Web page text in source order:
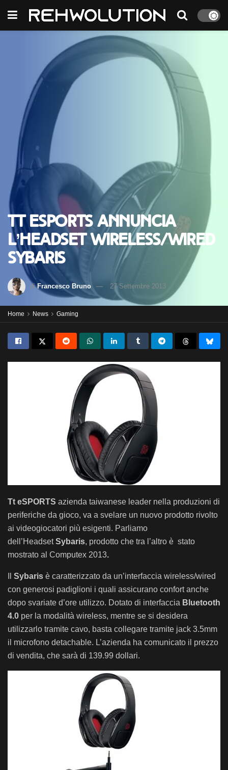
Tt eSPORTS annuncia
l’Headset Wireless/Wired
Sybaris
di Francesco Bruno 27 Settembre 2013
Home News Gaming
Tt eSPORTS azienda taiwanese leader nella produzioni di
periferiche da gioco, va a svelare un nuovo prodotto rivolto
ai videogiocatori più esigenti. Parliamo
dell’HeadsetSybaris, prodotto che tra l’altro è stato
mostrato al Computex 2013.
Sybaris è caratterizzato da un’interfaccia wireless/wired
con generosi padiglioni i quali assicurano confort anche
dopo svariate d’ore utilizzo. Dotato di interfaccia Bluetooth
4.0 per la modalità wireless, mentre se si desidera
utilizzarlo tramite cavo, basta collegare tramite jack 3.5mm
il microfono detachable. L’azienda ha comunicato il prezzo
di vendita, che sarà di 139.99 dollari.